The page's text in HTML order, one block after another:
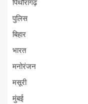
पिथौरागढ़
पुलिस
बिहार
भारत
मनोरंजन
मसूरी
मुंबई